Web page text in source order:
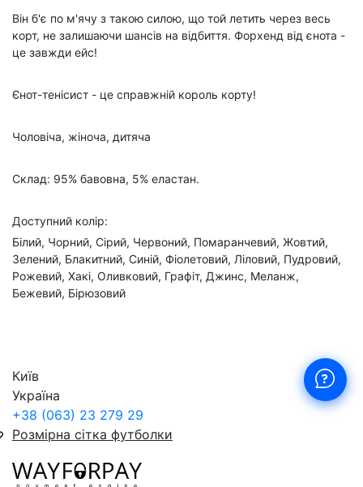
Він б'є по м'ячу з такою силою, що той летить через весь
корт, не залишаючи шансів на відбиття. Форхенд від єнота -
це завжди ейс!
Єнот-тенісист - це справжній король корту!
Чоловіча, жіноча, дитяча
Склад: 95% бавовна, 5% еластан.
Доступний колір:
Білий, Чорний, Сірий, Червоний, Помаранчевий, Жовтий,
Зелений, Блакитний, Синій, Фіолетовий, Ліловий, Пудровий,
Рожевий, Хакі, Оливковий, Графіт, Джинс, Меланж,
Бежевий, Бірюзовий
Київ
Україна
+38 (063) 23 279 29
Розмірна сітка футболки